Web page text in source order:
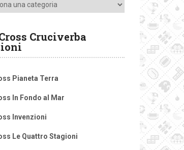
Cruciverba
Pianeta Terra
In Fondo al Mar
Invenzioni
Le Quattro Stagioni